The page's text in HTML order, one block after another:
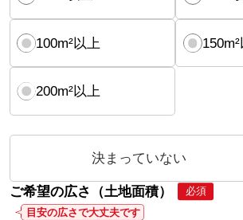
100m²以上
200m²以上
決まっていない
ご希望の広さ（土地面積）
必須
目安の広さで大丈夫です